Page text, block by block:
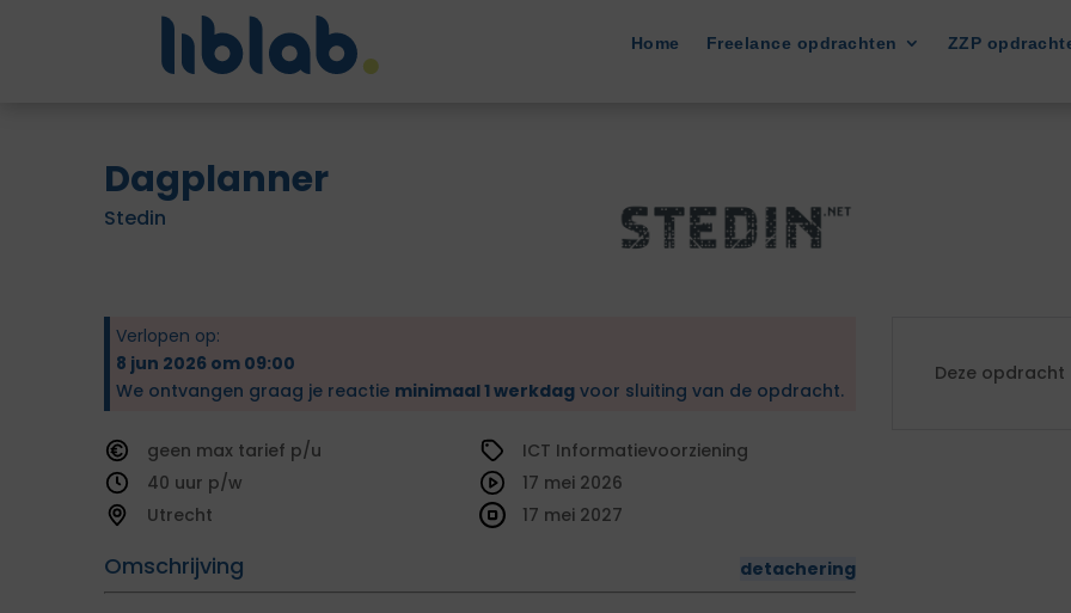
Home Freelance opdrachten ZZP
Dagplanner
Stedin
Verlopen op:
8 jun 2026 om 09:00
We ontvangen graag je reactie minimaal 1 werkdag voor sluiting van de opdracht.
geen
tarief
40
Utrecht
ICT Informatievoorziening
Omschrijving detachering
17 mei 2026
17 mei 2027
Deze opdracht